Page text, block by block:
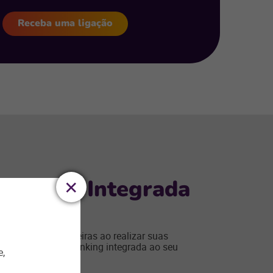
Receba uma ligação
Digital Integrada
operações financeiras ao realizar suas
com Stone Banking integrada ao seu